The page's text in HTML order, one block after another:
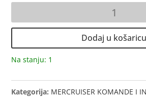
NIVOA
Dodaj u košaricu
Na stanju: 1
Kategorija: MERCRUISER KOMANDE I